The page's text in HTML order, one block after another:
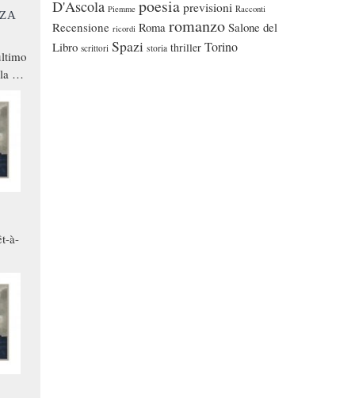
D'Ascola Piemme poesia previsioni Racconti
Recensione ricordi Roma romanzo Salone del
Libro scrittori Spazi storia thriller Torino
a
à-